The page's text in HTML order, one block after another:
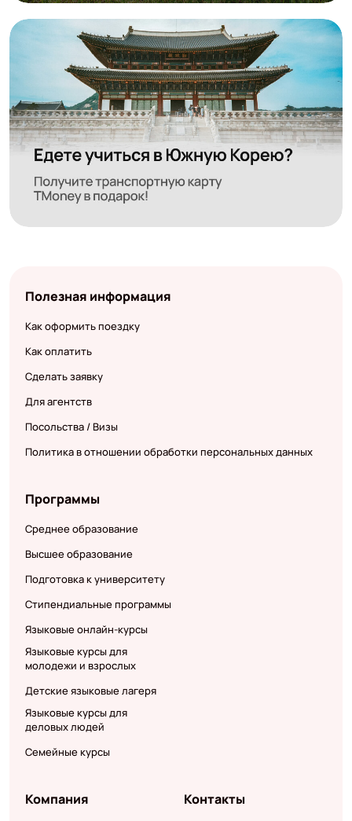
Полезная информация
Как оформить поездку
Как оплатить
Сделать заявку
Для агентств
Посольства / Визы
Политика в отношении обработки персональных данных
Программы
Среднее образование
Высшее образование
Подготовка к университету
Стипендиальные программы
Языковые онлайн-курсы
Языковые курсы для
молодежи и взрослых
Детские языковые лагеря
Языковые курсы для
деловых людей
Семейные курсы
Компания Контакты